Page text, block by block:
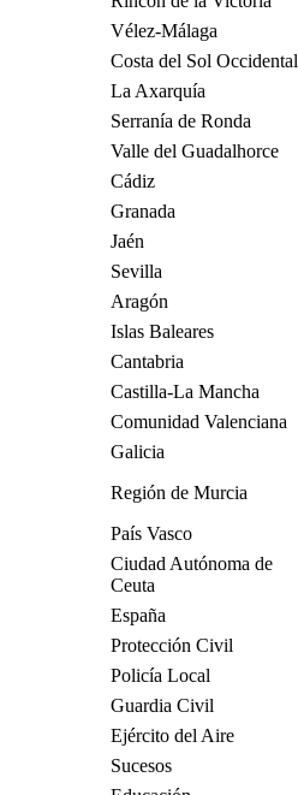
Vélez-Málaga
Costa del Sol Occidental
La Axarquía
Serranía de Ronda
Valle del Guadalhorce
Cádiz
Granada
Jaén
Sevilla
Aragón
Islas Baleares
Cantabria
Castilla-La Mancha
Comunidad Valenciana
Galicia
Región de Murcia
País Vasco
Ciudad Autónoma de
Ceuta
España
Protección Civil
Policía Local
Guardia Civil
Ejército del Aire
Sucesos